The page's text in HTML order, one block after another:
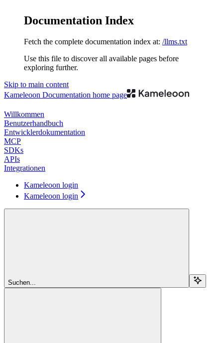
Documentation Index
Fetch the complete documentation index at: /llms.txt
Use this file to discover all available pages before
exploring further.
Skip to main content
Kameleoon Documentation home page
Willkommen
Benutzerhandbuch
Entwicklerdokumentation
MCP
SDKs
APIs
Integrationen
Kameleoon login
Kameleoon login
Suchen...